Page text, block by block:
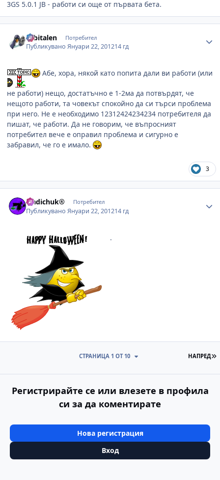
3GS 5.0.1 JB - работи си още от първата бета.
orbitalen Потребител
ПубликуваноЯнуари 22, 201214 гд
Абе, хора, някой като попита дали ви работи (или
не работи) нещо, достатъчно е 1-2ма да потвърдят, че
нещото работи, та човекът спокойно да си търси проблема
при него. Не е необходимо 12312424234234 потребителя да
пишат, че работи. Да не говорим, че въпросният
потребител вече е оправил проблема и сигурно е
забравил, че го е имало.
3
Sladichuk® Потребител
ПубликуваноЯнуари 22, 201214 гд
.
НАПРЕД
СТРАНИЦА 1 ОТ 10
Регистрирайте се или влезете в профила
си за да коментирате
Нова регистрация
Вход